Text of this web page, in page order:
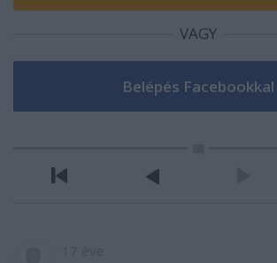
VAGY